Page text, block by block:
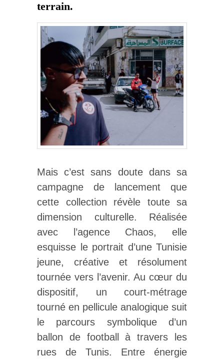
terrain.
Mais c’est sans doute dans sa
campagne de lancement que
cette collection révèle toute sa
dimension culturelle. Réalisée
avec l’agence Chaos, elle
esquisse le portrait d’une Tunisie
jeune, créative et résolument
tournée vers l’avenir. Au cœur du
dispositif, un court-métrage
tourné en pellicule analogique suit
le parcours symbolique d’un
ballon de football à travers les
rues de Tunis. Entre énergie